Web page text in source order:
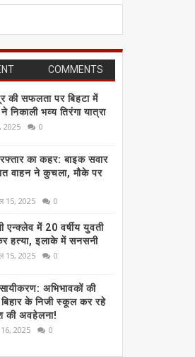
COMMENTS
की सफलता पर बिहटा में
भव्य तिरंगा यात्रा
2025 0
का कहर: बाइक सवार
वाहन ने कुचला, मौके पर
15, 2025 0
एन्क्लेव में 20 वर्षीय युवती
हत्या, इलाके में सनसनी
15, 2025 0
अभिभावकों की
बिहार के निजी स्कूल कर रहे
की अवहेलना!
16, 2025 0